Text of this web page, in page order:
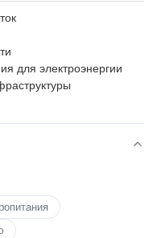
для электроэнергии